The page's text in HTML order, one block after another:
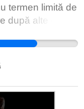
termen limită de
după alte 6, cu
scrierii unui
s-a
incomplet
care îi dă mai